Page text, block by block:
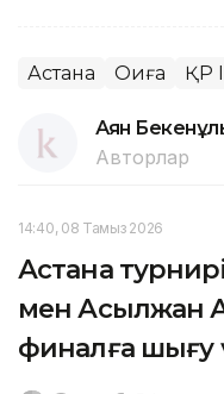
Астана Оқиға ҚР
Аян
Авторлар
14:40, 08 Тамыз 2026
Астана
мен Асылжан
финалға шығу